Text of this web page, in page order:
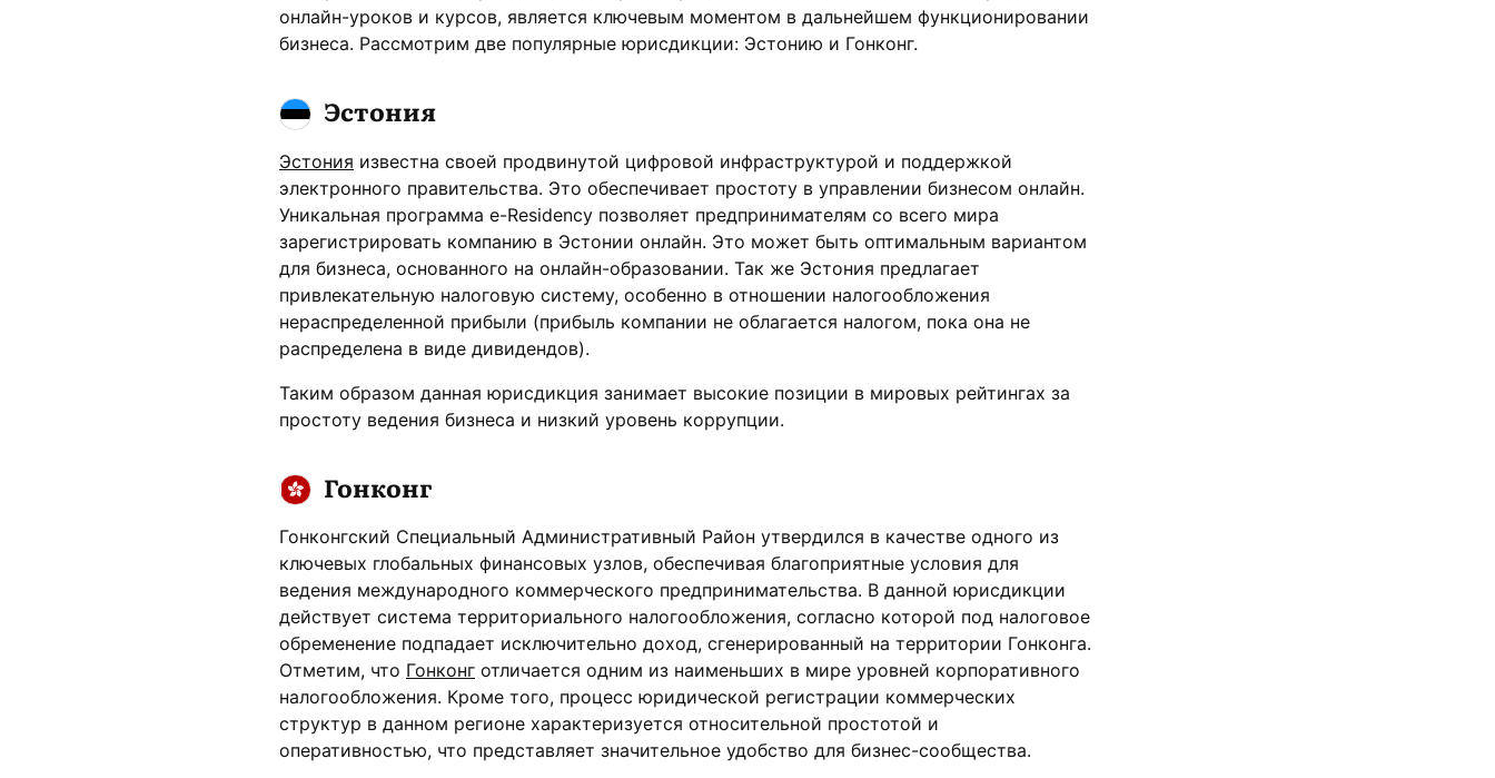
онлайн-уроков и курсов, является ключевым моментом в дальнейшем функционировании
бизнеса. Рассмотрим две популярные юрисдикции: Эстонию и Гонконг.
Эстония
Эстония известна своей продвинутой цифровой инфраструктурой и поддержкой
электронного правительства. Это обеспечивает простоту в управлении бизнесом онлайн.
Уникальная программа e-Residency позволяет предпринимателям со всего мира
зарегистрировать компанию в Эстонии онлайн. Это может быть оптимальным вариантом
для бизнеса, основанного на онлайн-образовании. Так же Эстония предлагает
привлекательную налоговую систему, особенно в отношении налогообложения
нераспределенной прибыли (прибыль компании не облагается налогом, пока она не
распределена в виде дивидендов).
Таким образом данная юрисдикция занимает высокие позиции в мировых рейтингах за
простоту ведения бизнеса и низкий уровень коррупции.
Гонконг
Гонконгский Специальный Административный Район утвердился в качестве одного из
ключевых глобальных финансовых узлов, обеспечивая благоприятные условия для
ведения международного коммерческого предпринимательства. В данной юрисдикции
действует система территориального налогообложения, согласно которой под налоговое
обременение подпадает исключительно доход, сгенерированный на территории Гонконга.
Отметим, что Гонконг отличается одним из наименьших в мире уровней корпоративного
налогообложения. Кроме того, процесс юридической регистрации коммерческих
структур в данном регионе характеризуется относительной простотой и
оперативностью, что представляет значительное удобство для бизнес-сообщества.